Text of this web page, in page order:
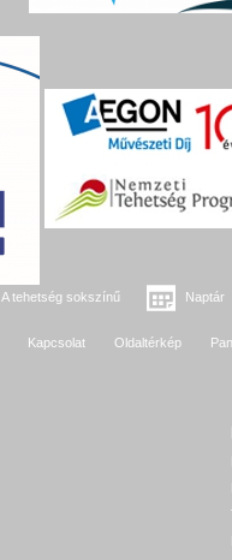
A tehetség sokszínű Naptár
Kapcsolat Oldaltérkép